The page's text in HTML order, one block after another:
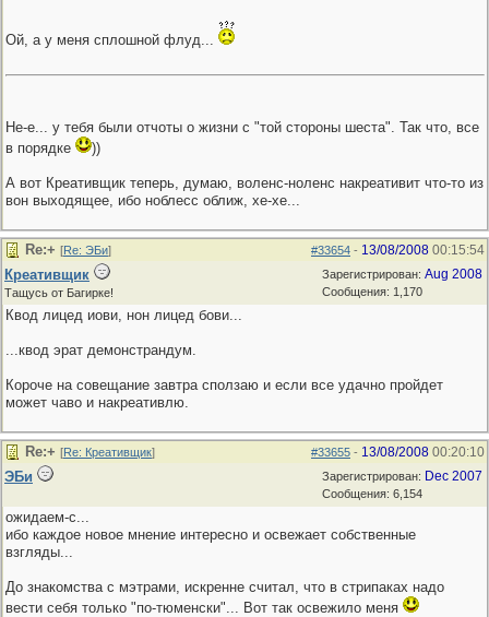
Ой, а у меня сплошной флуд...
Не-е... у тебя были отчоты о жизни с "той стороны шеста". Так что, все
в порядке
))
А вот Креативщик теперь, думаю, воленс-ноленс накреативит что-то из
вон выходящее, ибо ноблесс оближ, хе-хе...
#33654 - 13/08/2008 00:15:54
Re:+ [Re: ЭБи]
Зарегистрирован: Aug 2008
Сообщения: 1,170
Креативщик
Тащусь от Багирке!
Квод лицед иови, нон лицед бови...
...квод эрат демонстрандум.
Короче на совещание завтра сползаю и если все удачно пройдет
может чаво и накреативлю.
#33655 - 13/08/2008 00:20:10
Re:+ [Re: Креативщик]
Зарегистрирован: Dec 2007
Сообщения: 6,154
ЭБи
ожидаем-с...
ибо каждое новое мнение интересно и освежает собственные
взгляды...
До знакомства с мэтрами, искренне считал, что в стрипаках надо
вести себя только "по-тюменски"... Вот так освежило меня